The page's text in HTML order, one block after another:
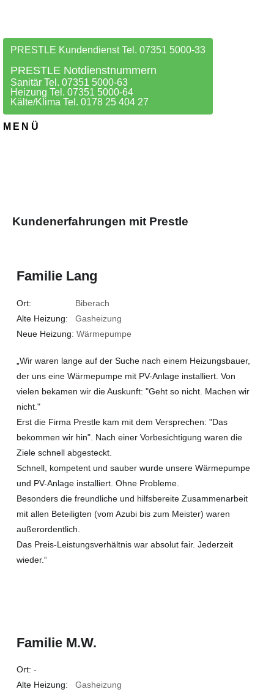
PRESTLE Kundendienst Tel. 07351 5000-33
PRESTLE Notdienstnummern
Sanitär Tel. 07351 5000-63
Heizung Tel. 07351 5000-64
Kälte/Klima Tel. 0178 25 404 27
MENÜ
Kundenerfahrungen mit Prestle
Familie Lang
Ort: Biberach
Alte Heizung: Gasheizung
Neue Heizung: Wärmepumpe
„Wir waren lange auf der Suche nach einem Heizungsbauer,
der uns eine Wärmepumpe mit PV-Anlage installiert. Von
vielen bekamen wir die Auskunft: "Geht so nicht. Machen wir
nicht."
Erst die Firma Prestle kam mit dem Versprechen: "Das
bekommen wir hin". Nach einer Vorbesichtigung waren die
Ziele schnell abgesteckt.
Schnell, kompetent und sauber wurde unsere Wärmepumpe
und PV-Anlage installiert. Ohne Probleme.
Besonders die freundliche und hilfsbereite Zusammenarbeit
mit allen Beteiligten (vom Azubi bis zum Meister) waren
außerordentlich.
Das Preis-Leistungsverhältnis war absolut fair. Jederzeit
wieder.“
Familie M.W.
Ort: -
Alte Heizung: Gasheizung